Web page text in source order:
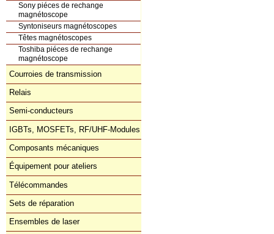
Sony piéces de rechange
magnétoscope
Syntoniseurs magnétoscopes
Têtes magnétoscopes
Toshiba piéces de rechange
magnétoscope
Courroies de transmission
Relais
Semi-conducteurs
IGBTs, MOSFETs, RF/UHF-Modules
Composants mécaniques
Équipement pour ateliers
Télécommandes
Sets de réparation
Ensembles de laser